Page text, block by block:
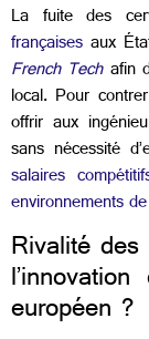
La fuite des
françaises aux
French Tech afin
local. Pour
offrir aux
sans nécessité
salaires
environnements
Rivalité
européen ?